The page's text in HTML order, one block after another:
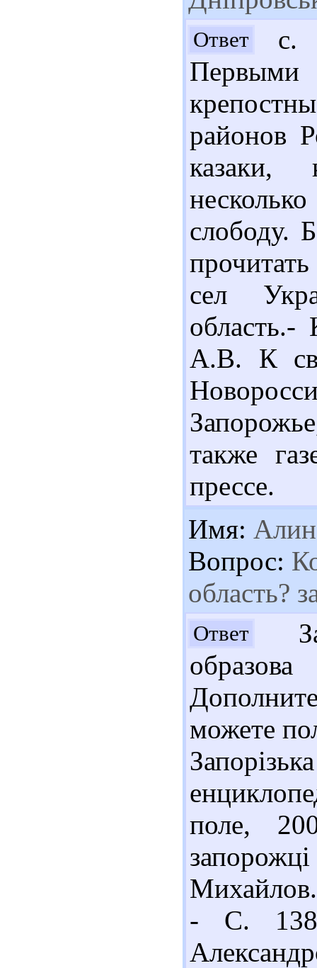
Ответ
с.
районов
казаки,
слободу.
сел
А.В. К
также
прессе.
Имя:
Вопрос:
область?
Ответ
можете
поле,
- С.